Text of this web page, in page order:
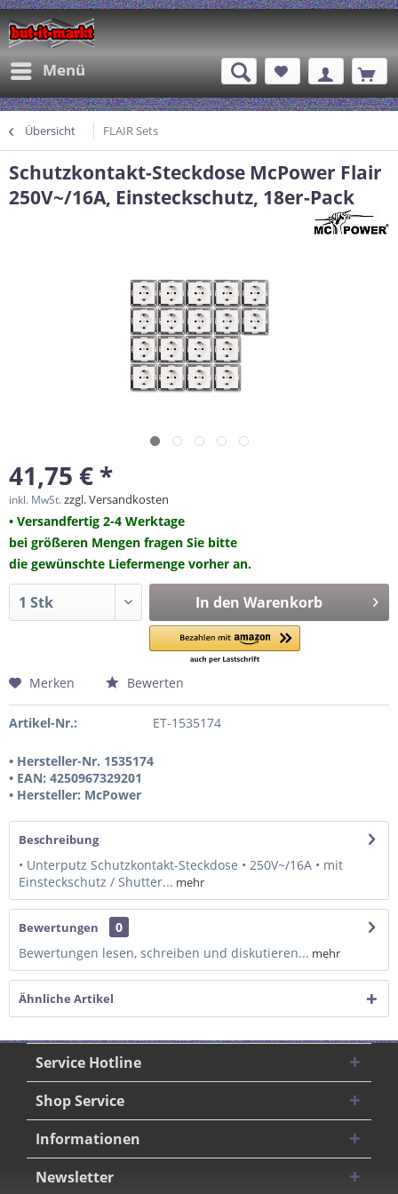
Menü
Übersicht FLAIR Sets
Schutzkontakt-Steckdose McPower Flair
250V~/16A, Einsteckschutz, 18er-Pack
41,75 € *
inkl. MwSt.zzgl. Versandkosten
• Versandfertig 2-4 Werktage
bei größeren Mengen fragen Sie bitte
die gewünschte Liefermenge vorher an.
In den Warenkorb
Merken Bewerten
Artikel-Nr.: ET-1535174
• Hersteller-Nr. 1535174
• EAN: 4250967329201
• Hersteller: McPower
Beschreibung
• Unterputz Schutzkontakt-Steckdose • 250V~/16A • mit
Einsteckschutz / Shutter... mehr
Bewertungen
0
Bewertungen lesen, schreiben und diskutieren... mehr
Ähnliche Artikel
Service Hotline
Shop Service
Informationen
Newsletter